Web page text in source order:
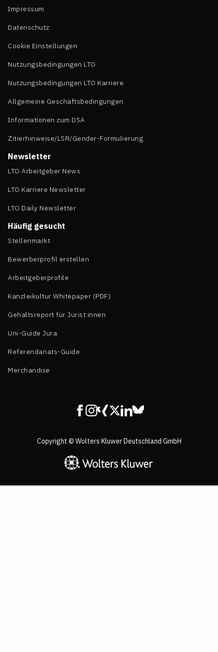
Impressum
Datenschutz
Cookie Einstellungen
Nutzungsbedingungen LTO
Nutzungsbedingungen LTO Karriere
Allgemeine Geschäftsbedingungen
Informationen zum DSA
Zitierhinweise/LSR/Gender-Formulierung
Newsletter
LTO Arbeitgeber News
LTO Karriere Newsletter
LTO Daily Newsletter
Häufig gesucht
Stellenmarkt
Bewerberprofil erstellen
Arbeitgeberprofile
Kanzleikultur Whitepaper (PDF)
Gehaltsreport für Jurist:innen
Uni-Guide Jura
Referendariats-Guide
Merchandise
Facebook
Instagram
Xing
X Linkedin
Copyright © Wolters Kluwer Deutschland GmbH